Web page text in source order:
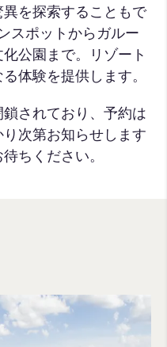
を探索することもで
スポットからガルー
公園まで。リゾート
体験を提供します。
されており、予約は
次第お知らせします
ちください。